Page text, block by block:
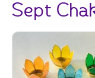
Sept